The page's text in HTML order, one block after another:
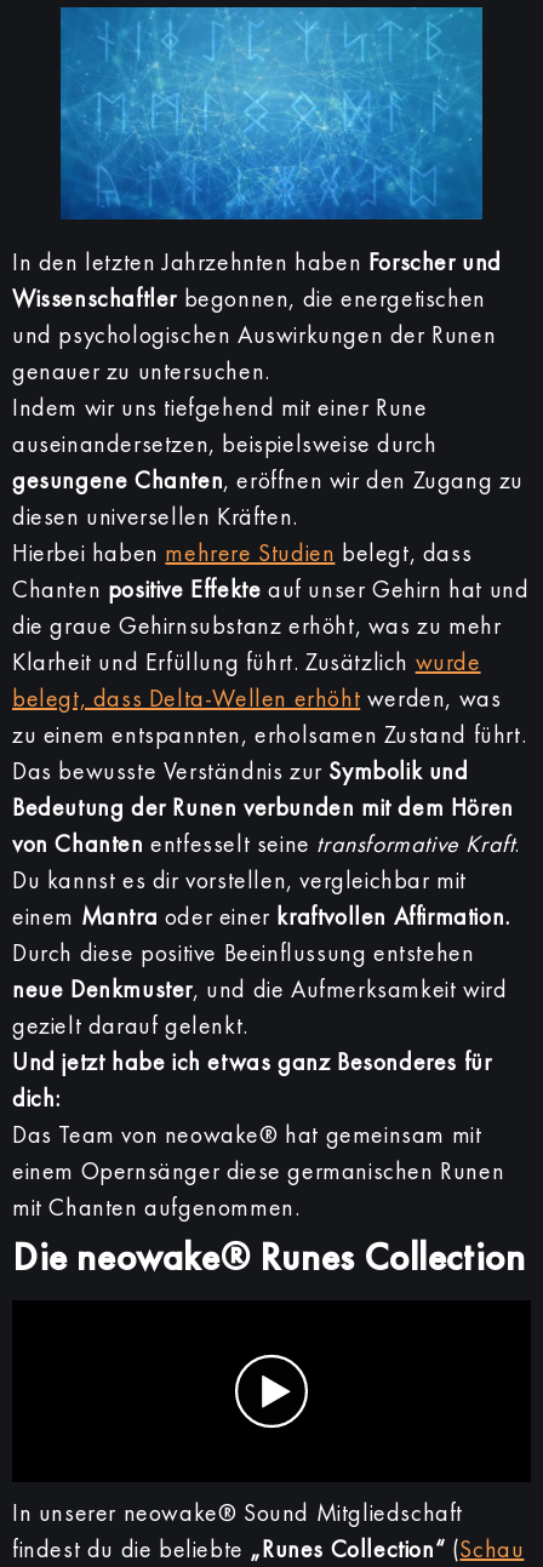
In den letzten Jahrzehnten haben Forscher und
Wissenschaftler begonnen, die energetischen
und psychologischen Auswirkungen der Runen
genauer zu untersuchen.
Indem wir uns tiefgehend mit einer Rune
auseinandersetzen, beispielsweise durch
gesungene Chanten, eröffnen wir den Zugang zu
diesen universellen Kräften.
Hierbei haben mehrere Studien belegt, dass
Chanten positive Effekte auf unser Gehirn hat und
die graue Gehirnsubstanz erhöht, was zu mehr
Klarheit und Erfüllung führt. Zusätzlich wurde
belegt, dass Delta-Wellen erhöht werden, was
zu einem entspannten, erholsamen Zustand führt.
Das bewusste Verständnis zur Symbolik und
Bedeutung der Runen verbunden mit dem Hören
von Chanten entfesselt seine transformative Kraft.
Du kannst es dir vorstellen, vergleichbar mit
einem Mantra oder einer kraftvollen Affirmation.
Durch diese positive Beeinflussung entstehen
neue Denkmuster, und die Aufmerksamkeit wird
gezielt darauf gelenkt.
Und jetzt habe ich etwas ganz Besonderes für
dich:
Das Team von neowake® hat gemeinsam mit
einem Opernsänger diese germanischen Runen
mit Chanten aufgenommen.
Die neowake® Runes Collection
In unserer neowake® Sound Mitgliedschaft
findest du die beliebte „Runes Collection“ (Schau